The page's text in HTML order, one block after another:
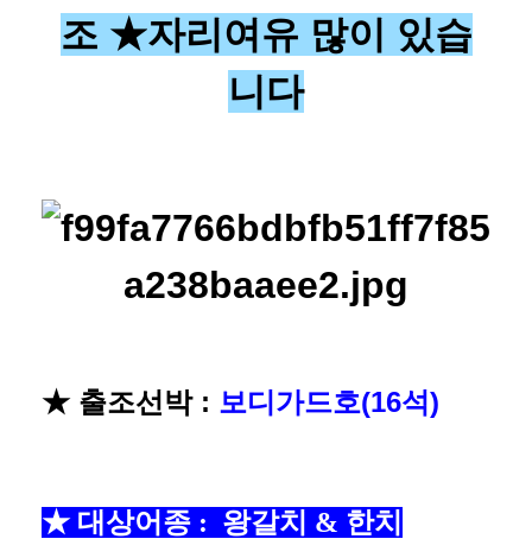
조 ★자리여유 많이 있습
니다
★ 출조선박 : 보디가드호(16석)
★ 대상어종 : 왕갈치 & 한치